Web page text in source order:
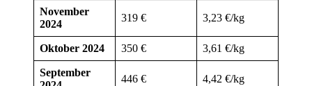
November
2024
319 € 3,23 €/kg
Oktober 2024 350 € 3,61 €/kg
September
446 € 4,42 €/kg